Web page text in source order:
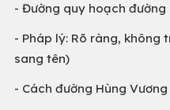
- Đường quy hoạch đường
- Pháp lý: Rõ ràng, không
sang tên)
- Cách đường Hùng Vương